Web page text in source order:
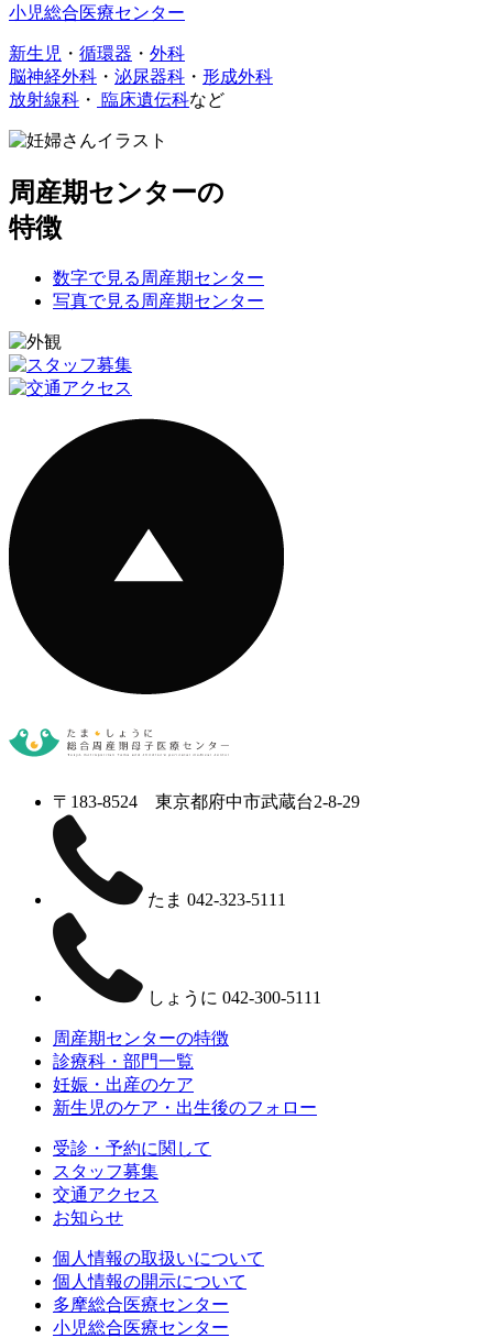
小児総合医療センター
新生児 ・ 循環器 ・ 外科
脳神経外科 ・ 泌尿器科 ・ 形成外科
放射線科 ・ 臨床遺伝科など
周産期センターの
特徴
数字で見る周産期センター
写真で見る周産期センター
〒183-8524 東京都府中市武蔵台2-8-29
たま 042-323-5111
しょうに 042-300-5111
周産期センターの特徴
診療科・部門一覧
妊娠・出産のケア
新生児のケア・出生後のフォロー
受診・予約に関して
スタッフ募集
交通アクセス
お知らせ
個人情報の取扱いについて
個人情報の開示について
多摩総合医療センター
小児総合医療センター